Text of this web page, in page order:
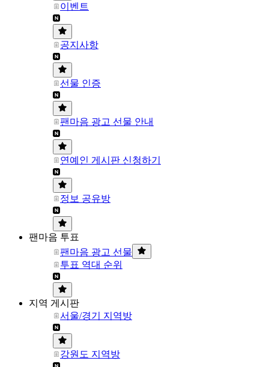
이벤트
공지사항
선물 인증
팬마음 광고 선물 안내
연예인 게시판 신청하기
정보 공유방
팬마음 투표
팬마음 광고 선물
투표 역대 순위
지역 게시판
서울/경기 지역방
강원도 지역방